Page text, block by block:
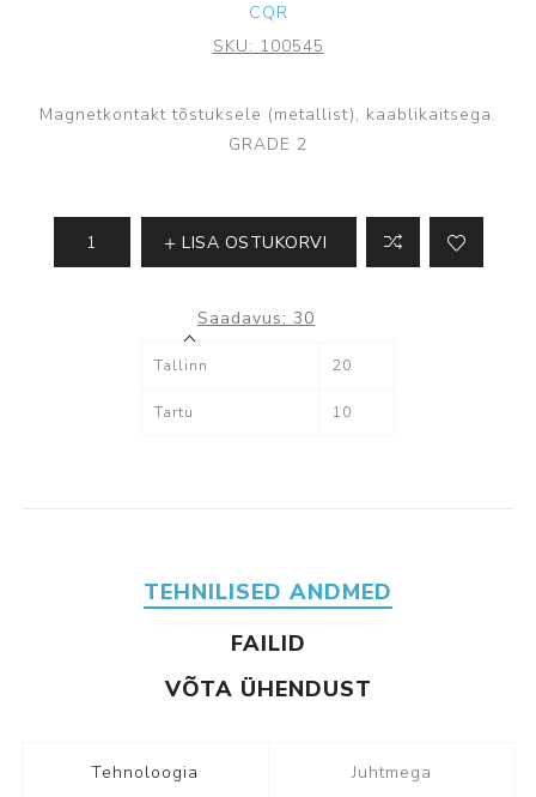
CQR
SKU: 100545
Magnetkontakt tõstuksele (metallist), kaablikaitsega.
GRADE 2
LISA OSTUKORVI
Saadavus: 30
Tallinn 20
Tartu 10
TEHNILISED ANDMED
FAILID
VÕTA ÜHENDUST
Tehnoloogia Juhtmega